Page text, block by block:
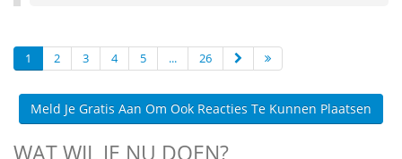
1 2 3 4 5 ... 26
Meld Je Gratis Aan Om Ook Reacties Te Kunnen Plaatsen
WAT WIL JE NU DOEN?